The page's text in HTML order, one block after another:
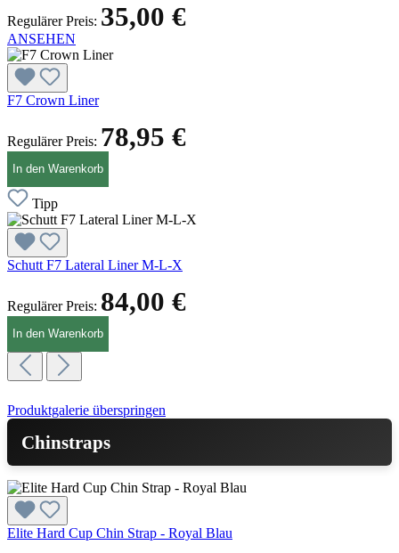
Regulärer Preis: 35,00 €
ANSEHEN
F7 Crown Liner
Regulärer Preis: 78,95 €
In den Warenkorb
Tipp
Schutt F7 Lateral Liner M-L-X
Regulärer Preis: 84,00 €
In den Warenkorb
Produktgalerie überspringen
Chinstraps
Elite Hard Cup Chin Strap - Royal Blau